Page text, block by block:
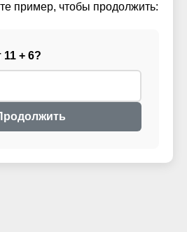
пример, чтобы продолжить:
+ 6?